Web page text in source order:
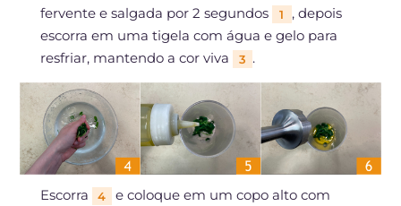
fervente e salgada por 2 segundos
1
, depois
escorra em uma tigela com água e gelo para
resfriar, mantendo a cor viva
3 .
Escorra 4
e coloque em um copo alto com